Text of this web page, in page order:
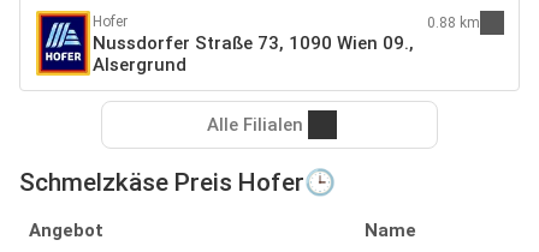
Hofer
Nussdorfer Straße 73, 1090 Wien 09.,
Alsergrund
0.88 km
Alle Filialen
Schmelzkäse Preis Hofer🕒
Angebot Name